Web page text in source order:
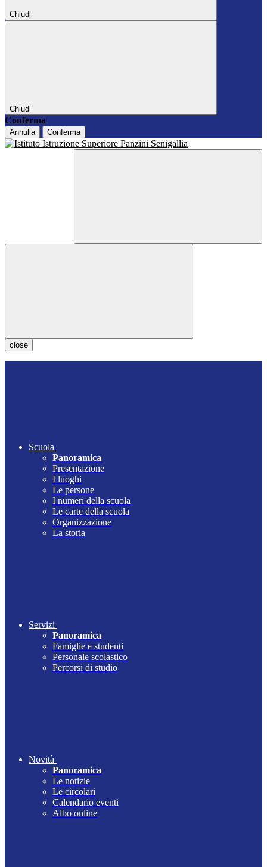
Chiudi
Chiudi
Conferma
Annulla Conferma
close
Scuola
Panoramica
Presentazione
I luoghi
Le persone
I numeri della scuola
Le carte della scuola
Organizzazione
La storia
Servizi
Panoramica
Famiglie e studenti
Personale scolastico
Percorsi di studio
Novità
Panoramica
Le notizie
Le circolari
Calendario eventi
Albo online